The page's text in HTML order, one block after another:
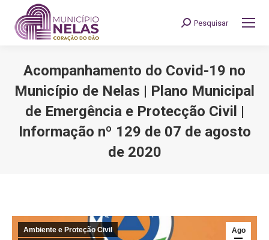
Search:
Pesquisar
Acompanhamento do Covid-19 no
Município de Nelas | Plano Municipal
de Emergência e Protecção Civil |
Informação nº 129 de 07 de agosto
de 2020
Ago
Ambiente e Proteção Civil